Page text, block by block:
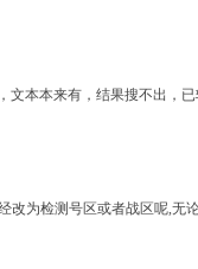
文本本来有，结果搜不出，
改为检测号区或者战区呢,无